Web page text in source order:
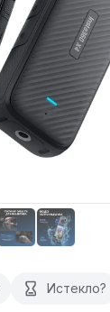
Истекло?